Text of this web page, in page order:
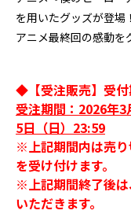
を用いたグッズが登場！
アニメ最終回の感動を
◆【受注販売】受付
受注期間：2026年
5日（日）23:59
※上記期間内は売
を受け付けます。
※上記期間終了後
いただきます。